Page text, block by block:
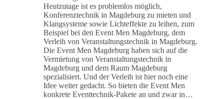
Heutzutage ist es problemlos möglich,
Konferenztechnik in Magdeburg zu mieten und
Klangsysteme sowie Lichteffekte zu leihen, zum
Beispiel bei den Event Men Magdeburg, dem
Verleih von Veranstaltungstechnik in Magdeburg.
Die Event Men Magdeburg haben sich auf die
Vermietung von Veranstaltungstechnik in
Magdeburg und dem Raum Magdeburg
spezialisiert. Und der Verleih ist hier noch eine
Idee weiter gedacht. So bieten die Event Men
konkrete Eventtechnik-Pakete an und zwar in…